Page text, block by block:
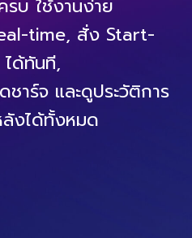
บ ใช้งานง่าย
time, สั่ง Start-
ด้ทันที,
ชาร์จ และดูประวัติการ
งได้ทั้งหมด